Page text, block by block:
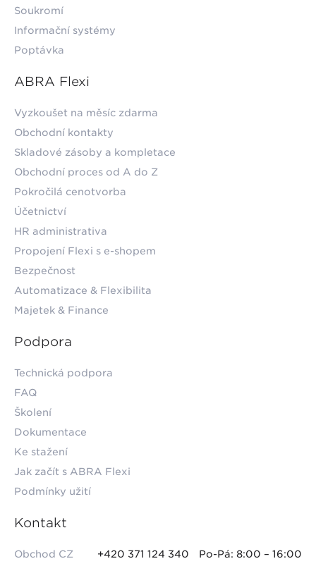
Soukromí
Informační systémy
Poptávka
ABRA Flexi
Vyzkoušet na měsíc zdarma
Obchodní kontakty
Skladové zásoby a kompletace
Obchodní proces od A do Z
Pokročilá cenotvorba
Účetnictví
HR administrativa
Propojení Flexi s e-shopem
Bezpečnost
Automatizace & Flexibilita
Majetek & Finance
Podpora
Technická podpora
FAQ
Školení
Dokumentace
Ke stažení
Jak začít s ABRA Flexi
Podmínky užití
Kontakt
Obchod CZ +420 371 124 340 Po-Pá: 8:00 – 16:00